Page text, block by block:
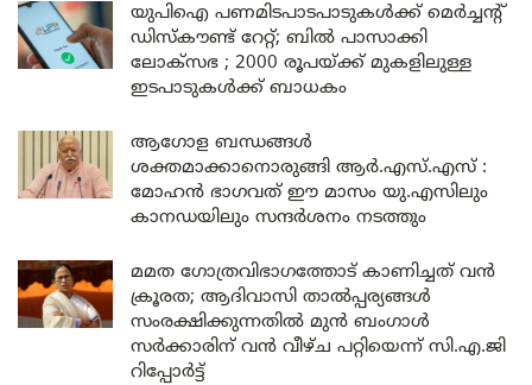
യുപിഐ പണമിടപാടപാടുകൾക്ക് മെർച്ചന്റ്
ഡിസ്കൗണ്ട് റേറ്റ്; ബിൽ പാസാക്കി
ലോക്സഭ ; 2000 രൂപയ്ക്ക് മുകളിലുള്ള
ഇടപാടുകൾക്ക് ബാധകം
ആഗോള ബന്ധങ്ങൾ
ശക്തമാക്കാനൊരുങ്ങി ആർ.എസ്.എസ് :
മോഹൻ ഭാഗവത് ഈ മാസം യു.എസിലും
കാനഡയിലും സന്ദർശനം നടത്തും
മമത ഗോത്രവിഭാഗത്തോട് കാണിച്ചത് വൻ
ക്രൂരത; ആദിവാസി താൽപ്പര്യങ്ങൾ
സംരക്ഷിക്കുന്നതിൽ മുൻ ബംഗാൾ
സർക്കാരിന് വൻ വീഴ്ച പറ്റിയെന്ന് സി.എ.ജി
റിപ്പോർട്ട്